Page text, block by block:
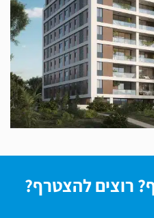
ת"א
רוצים להצטרף?